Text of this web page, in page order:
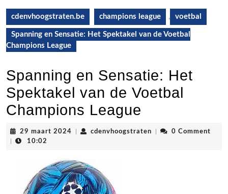
cdenvhoogstraten.be champions league , voetbal
Spanning en Sensatie: Het Spektakel van de Voetbal
Champions League
Spanning en Sensatie: Het
Spektakel van de Voetbal
Champions League
29 maart 2024 29
cdenvhoogstraten cdenvhoogstraten
0 Comment
10:02